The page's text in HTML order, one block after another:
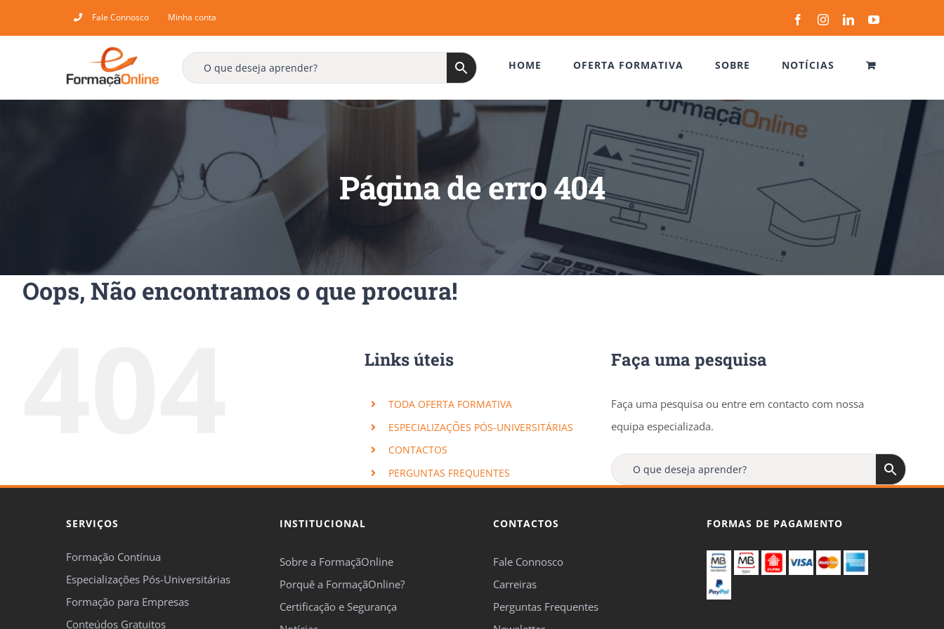
to
Fale Connosco Minha conta FacebookInstagramLinkedInYouTube
HOME OFERTA FORMATIVA SOBRE NOTÍCIAS
Página de erro 404
Oops, Não encontramos o que procura!
Links úteis
TODA OFERTA FORMATIVA
ESPECIALIZAÇÕES PÓS-UNIVERSITÁRIAS
CONTACTOS
PERGUNTAS FREQUENTES
Faça uma pesquisa
Faça uma pesquisa ou entre em contacto com nossa
equipa especializada.
SERVIÇOS
Formação Contínua
Especializações Pós-Universitárias
Formação para Empresas
Conteúdos Gratuitos
INSTITUCIONAL
Sobre a FormaçãOnline
Porquê a FormaçãOnline?
Certificação e Segurança
CONTACTOS
Fale Connosco
Carreiras
Perguntas Frequentes
FORMAS DE PAGAMENTO